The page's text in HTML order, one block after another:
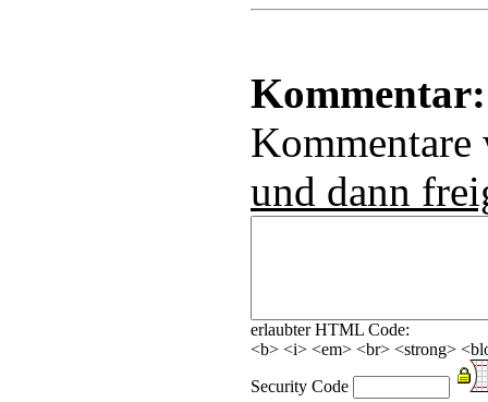
Kommentar:
und dann
erlaubter HTML Code:
<b> <i> <em> <br> <strong>
Security Code